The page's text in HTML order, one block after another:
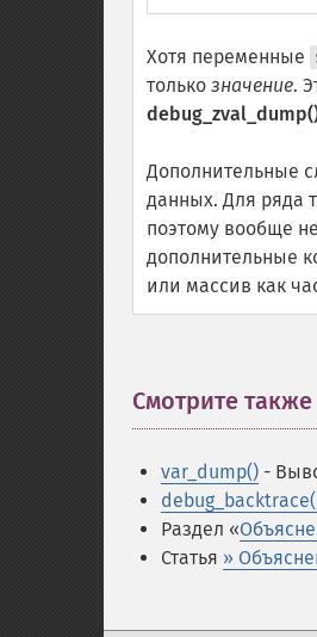
Хотя переменные
только значение.
Дополнительные
данных. Для ряда
поэтому вообще
дополнительные
или массив как
Смотрите также
var_dump() -
Раздел «
Статья »